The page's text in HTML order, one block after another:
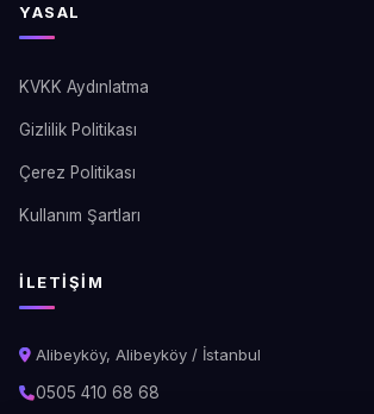
YASAL
KVKK Aydınlatma
Gizlilik Politikası
Çerez Politikası
Kullanım Şartları
İLETIŞIM
Alibeyköy, Alibeyköy / İstanbul
0505 410 68 68